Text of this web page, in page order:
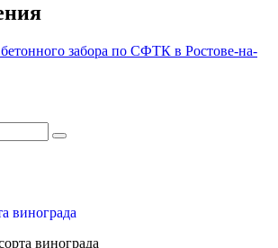
забора по СФТК в Ростове-на-
винограда